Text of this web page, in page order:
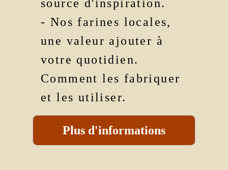
source d'inspiration.
- Nos farines locales,
une valeur ajouter à
votre quotidien.
Comment les fabriquer
et les utiliser.
Plus d'informations